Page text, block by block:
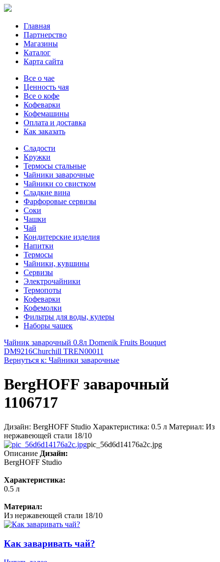
Главная
Партнерство
Магазины
Каталог
Карта сайта
Все о чае
Ценность чая
Все о кофе
Кофеварки
Кофемашины
Оплата и доставка
Как заказать
Сладости
Кружки
Термосы стальные
Чайники заварочные
Чайники со свистком
Сладкие вина
Фарфоровые сервизы
Соки
Чашки
Чай
Кондитерские изделия
Напитки
Термосы
Чайники, кувшины
Сервизы
Электрочайники
Термопоты
Кофеварки
Кофемолки
Фильтры для воды, кулеры
Наборы чашек
Чайник заварочный 0.8л Domenik Fruits Bouquet
DM9216Churchill TREN00011
Вернуться к: Чайники заварочные
BergHOFF заварочный
1106717
Дизайн: BergHOFF Studio Характеристика: 0.5 л Материал: Из
нержавеющей стали 18/10
pic_56d6d14176a2c.jpg
Описание Дизайн:
BergHOFF Studio
Характеристика:
0.5 л
Материал:
Из нержавеющей стали 18/10
Как заваривать чай?